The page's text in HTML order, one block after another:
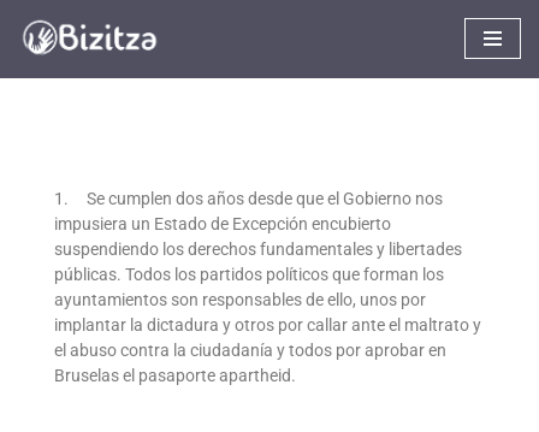
1. Se cumplen dos años desde que el Gobierno nos
impusiera un Estado de Excepción encubierto
suspendiendo los derechos fundamentales y libertades
públicas. Todos los partidos políticos que forman los
ayuntamientos son responsables de ello, unos por
implantar la dictadura y otros por callar ante el maltrato y
el abuso contra la ciudadanía y todos por aprobar en
Bruselas el pasaporte apartheid.